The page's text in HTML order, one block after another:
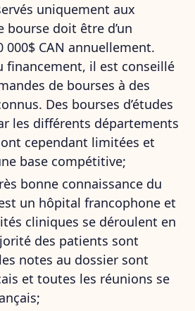
uniquement aux
bourse doit être d’un
CAN annuellement.
financement, il est conseillé
de bourses à des
Des bourses d’études
les différents départements
cependant limitées et
base compétitive;
bonne connaissance du
est un hôpital francophone et
cliniques se déroulent en
des patients sont
notes au dossier sont
et toutes les réunions se